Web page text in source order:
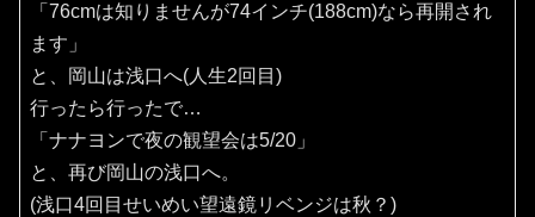
「76cmは知りませんが74インチ(188cm)なら再開され
ます」
と、岡山は浅口へ(人生2回目)
行ったら行ったで…
「ナナヨンで夜の観望会は5/20」
と、再び岡山の浅口へ。
(浅口4回目せいめい望遠鏡リベンジは秋？)